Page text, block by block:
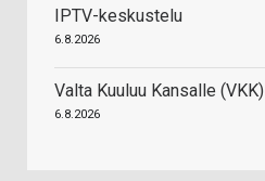
IPTV-keskustelu
6.8.2026
Valta Kuuluu Kansalle (VKK)
6.8.2026